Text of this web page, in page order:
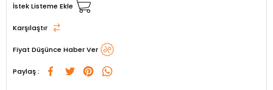
İstek Listeme Ekle
Karşılaştır
Fiyat Düşünce Haber Ver
Paylaş :